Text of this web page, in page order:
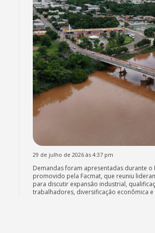
29 de julho de 2026 às 4:37 pm
Demandas foram apresentadas durante o
promovido pela Facmat, que reuniu
para discutir expansão industrial,
trabalhadores, diversificação econômica